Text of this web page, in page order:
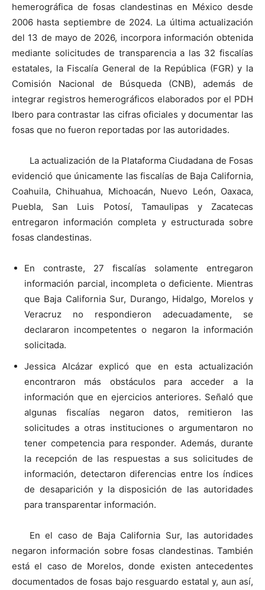
hemerográfica de fosas clandestinas en México desde
2006 hasta septiembre de 2024. La última actualización
del 13 de mayo de 2026, incorpora información obtenida
mediante solicitudes de transparencia a las 32 fiscalías
estatales, la Fiscalía General de la República (FGR) y la
Comisión Nacional de Búsqueda (CNB), además de
integrar registros hemerográficos elaborados por el PDH
Ibero para contrastar las cifras oficiales y documentar las
fosas que no fueron reportadas por las autoridades.
La actualización de la Plataforma Ciudadana de Fosas
evidenció que únicamente las fiscalías de Baja California,
Coahuila, Chihuahua, Michoacán, Nuevo León, Oaxaca,
Puebla, San Luis Potosí, Tamaulipas y Zacatecas
entregaron información completa y estructurada sobre
fosas clandestinas.
En contraste, 27 fiscalías solamente entregaron
información parcial, incompleta o deficiente. Mientras
que Baja California Sur, Durango, Hidalgo, Morelos y
Veracruz no respondieron adecuadamente, se
declararon incompetentes o negaron la información
solicitada.
Jessica Alcázar explicó que en esta actualización
encontraron más obstáculos para acceder a la
información que en ejercicios anteriores. Señaló que
algunas fiscalías negaron datos, remitieron las
solicitudes a otras instituciones o argumentaron no
tener competencia para responder. Además, durante
la recepción de las respuestas a sus solicitudes de
información, detectaron diferencias entre los índices
de desaparición y la disposición de las autoridades
para transparentar información.
En el caso de Baja California Sur, las autoridades
negaron información sobre fosas clandestinas. También
está el caso de Morelos, donde existen antecedentes
documentados de fosas bajo resguardo estatal y, aun así,